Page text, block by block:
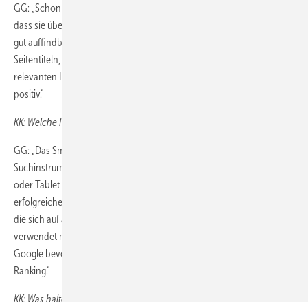
GG: „Schon die Grundanlage einer Website sollte berücksichtigen,
dass sie über Suchmaschinen auch bei lokaler oder regionaler Suche
gut auffindbar ist. Zusammen mit logischer Beschriftung bei Bildern,
Seitentiteln, Überschriften, Meta-Descriptions, Meta-Keywords und
relevanten Inhalten beeinflusst man das Ranking bei Suchmaschinen
positiv.“
KK: Welche Rolle spielt dabei die verwendete Web-Technik?
GG: „Das Smartphone hat in Deutschland als wichtigstes
Suchinstrument den PC abgelöst. Eine Webseite, die auf Smartphone
oder Tablet nicht richtig funktioniert, ist quasi wertlos. Eine
erfolgreiche Website muss heute zwingend Web-Technik verwenden,
die sich auf allen mobilen Geräten optimal nutzen lässt. Am besten
verwendet man ein marktübliches reponsives CMS-System. Auch
Google bevorzugt seit längerem solche optimierten Seiten beim Such-
Ranking.“
KK: Was halten Sie von regelmäßigen Blog-Artikeln und News auf der